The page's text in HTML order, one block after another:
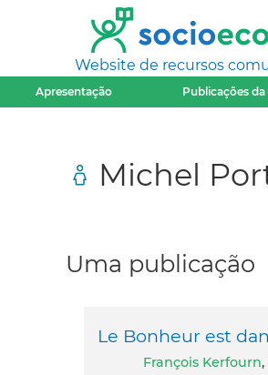
Website de recursos
Apresentação Publicações da
Michel
Uma publicação
Le Bonheur est
François Kerfourn